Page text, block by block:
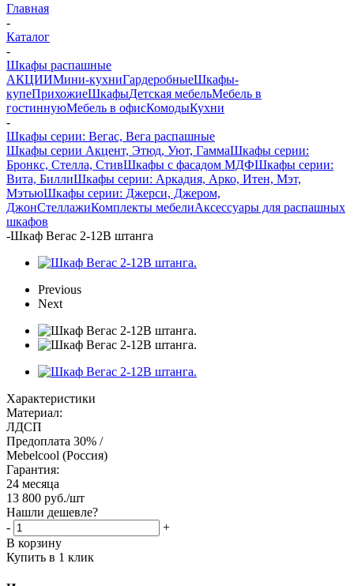
Главная
-
Каталог
-
Шкафы распашные
АКЦИИМини-кухниГардеробныеШкафы-
купеПрихожиеШкафыДетская мебельМебель в
гостиннуюМебель в офисКомодыКухни
-
Шкафы серии: Вегас, Вега распашные
Шкафы серии Акцент, Этюд, Уют, ГаммаШкафы серии:
Бронкс, Стелла, СтивШкафы с фасадом МДФШкафы серии:
Вита, БиллиШкафы серии: Аркадия, Арко, Итен, Мэт,
МэтьюШкафы серии: Джерси, Джером,
ДжонСтеллажиКомплекты мебелиАксессуары для распашных
шкафов
-Шкаф Вегас 2-12В штанга
Previous
Next
Характеристики
Материал:
ЛДСП
Предоплата 30% /
Mebelcool (Россия)
Гарантия:
24 месяца
13 800 руб./шт
Нашли дешевле?
-
+
В корзину
Купить в 1 клик